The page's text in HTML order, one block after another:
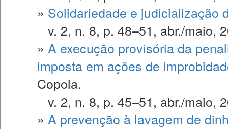
» Solidariedade e judicialização
v. 2, n. 8, p. 48–51, abr./maio,
» A execução provisória da
imposta em ações de
Copola.
v. 2, n. 8, p. 45–51, abr./maio,
» A prevenção à lavagem de